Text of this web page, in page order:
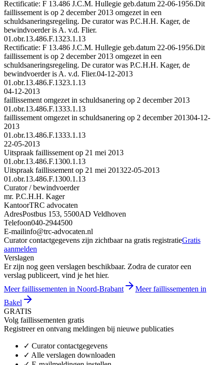
Rectificatie: F 13.486 J.C.M. Hullegie geb.datum 22-06-1956.Dit
faillissement is op 2 december 2013 omgezet in een
schuldsaneringsregeling. De curator was P.C.H.H. Kager, de
bewindvoerder is A. v.d. Flier.
01.obr.13.486.F.1323.1.13
Rectificatie: F 13.486 J.C.M. Hullegie geb.datum 22-06-1956.Dit
faillissement is op 2 december 2013 omgezet in een
schuldsaneringsregeling. De curator was P.C.H.H. Kager, de
bewindvoerder is A. v.d. Flier.04-12-2013
01.obr.13.486.F.1323.1.13
04-12-2013
faillissement omgezet in schuldsanering op 2 december 2013
01.obr.13.486.F.1333.1.13
faillissement omgezet in schuldsanering op 2 december 201304-12-
2013
01.obr.13.486.F.1333.1.13
22-05-2013
Uitspraak faillissement op 21 mei 2013
01.obr.13.486.F.1300.1.13
Uitspraak faillissement op 21 mei 201322-05-2013
01.obr.13.486.F.1300.1.13
Curator / bewindvoerder
mr. P.C.H.H. Kager
KantoorTRC advocaten
AdresPostbus 153, 5500AD Veldhoven
Telefoon040-2944500
E-mailinfo@trc-advocaten.nl
Curator contactgegevens zijn zichtbaar na gratis registratieGratis
aanmelden
Verslagen
Er zijn nog geen verslagen beschikbaar. Zodra de curator een
verslag publiceert, vind je het hier.
Meer faillissementen in Noord-Brabant
Meer faillissementen in
Bakel
GRATIS
Volg faillissementen gratis
Registreer en ontvang meldingen bij nieuwe publicaties
✓ Curator contactgegevens
✓ Alle verslagen downloaden